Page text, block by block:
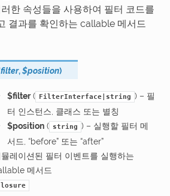
한 속성들을 사용하여 필터 코드를
결과를 확인하는 callable 메서드
,$position)
$filter( FilterInterface|string ) – 필
터 인스턴스, 클래스 또는 별칭
$position( string ) – 실행할 필터 메
서드, “before” 또는 “after”
레이션된 필터 이벤트를 실행하는
메서드